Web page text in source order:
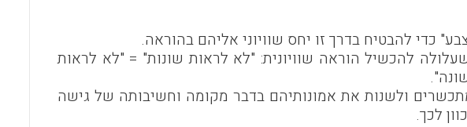
כדי להבטיח בדרך זו יחס שוויוני אליהם בהוראה.
להכשיל הוראה שוויונית: "לא לראות שונות" = "לא לראות
ולשנות את אמונותיהם בדבר מקומה וחשיבותה של גישה
לכך.